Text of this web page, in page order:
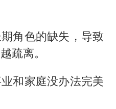
角色的缺失，导致
疏离。
和家庭没办法完美